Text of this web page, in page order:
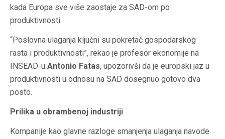
kada Europa sve više zaostaje za SAD-om po
produktivnosti.
“Poslovna ulaganja ključni su pokretač gospodarskog
rasta i produktivnosti”, rekao je profesor ekonomije na
INSEAD-u Antonio Fatas, upozorivši da je europski jaz u
produktivnosti u odnosu na SAD dosegnuo gotovo dva
posto.
Prilika u obrambenoj industriji
Kompanije kao glavne razloge smanjenja ulaganja navode